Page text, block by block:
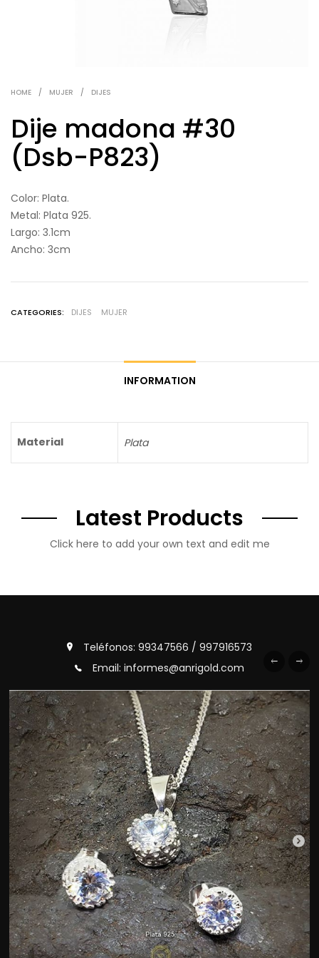
HOME / MUJER / DIJES
Dije madona #30
(Dsb-P823)
Color: Plata.
Metal: Plata 925.
Largo: 3.1cm
Ancho: 3cm
CATEGORIES: DIJES MUJER
INFORMATION
Material Plata
Latest Products
Click here to add your own text and edit me
Teléfonos: 99347566 / 997916573
Email: informes@anrigold.com